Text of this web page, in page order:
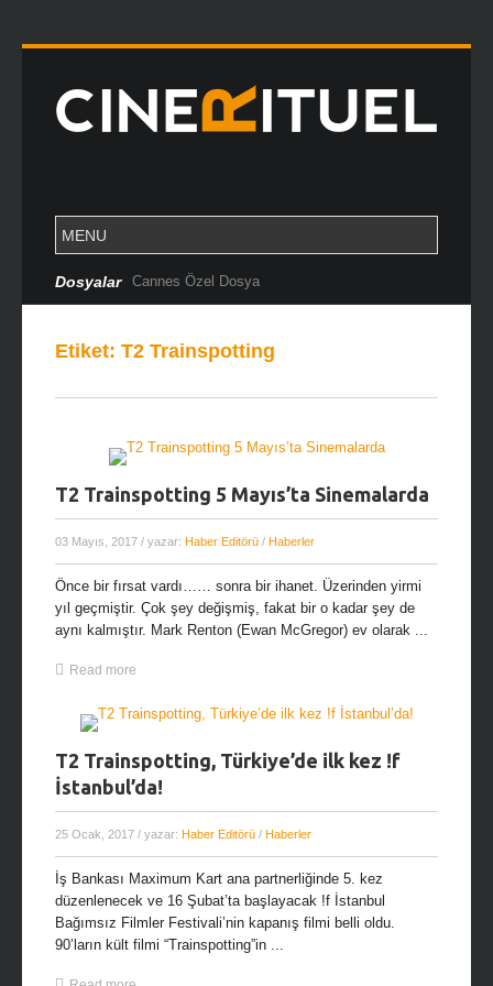
Dosyalar Cannes Özel Dosya
Etiket: T2 Trainspotting
T2 Trainspotting 5 Mayıs’ta Sinemalarda
03 Mayıs, 2017 / yazar: Haber Editörü / Haberler
Önce bir fırsat vardı…… sonra bir ihanet. Üzerinden yirmi
yıl geçmiştir. Çok şey değişmiş, fakat bir o kadar şey de
aynı kalmıştır. Mark Renton (Ewan McGregor) ev olarak ...
Read more
T2 Trainspotting, Türkiye’de ilk kez !f
İstanbul’da!
25 Ocak, 2017 / yazar: Haber Editörü / Haberler
İş Bankası Maximum Kart ana partnerliğinde 5. kez
düzenlenecek ve 16 Şubat’ta başlayacak !f İstanbul
Bağımsız Filmler Festivali’nin kapanış filmi belli oldu.
90’ların kült filmi “Trainspotting”in ...